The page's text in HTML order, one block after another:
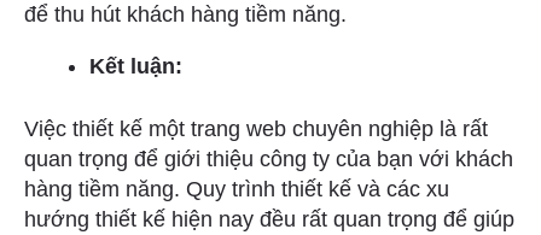
để thu hút khách hàng tiềm năng.
Kết luận:
Việc thiết kế một trang web chuyên nghiệp là rất
quan trọng để giới thiệu công ty của bạn với khách
hàng tiềm năng. Quy trình thiết kế và các xu
hướng thiết kế hiện nay đều rất quan trọng để giúp